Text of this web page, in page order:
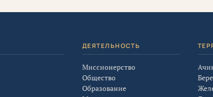
ДЕЯТЕЛЬНОСТЬ
Миссионерство
Общество
Образование